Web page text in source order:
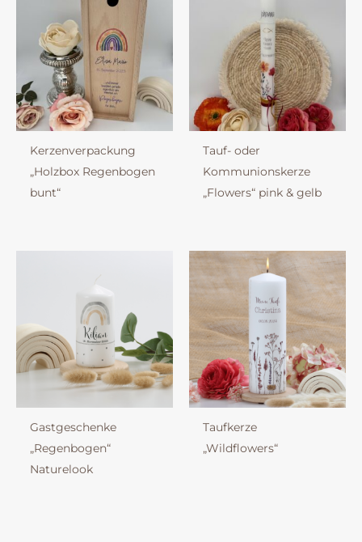
Kerzenverpackung
„Holzbox Regenbogen
bunt“
Tauf- oder
Kommunionskerze
„Flowers“ pink & gelb
Gastgeschenke
„Regenbogen“
Naturelook
Taufkerze
„Wildflowers“